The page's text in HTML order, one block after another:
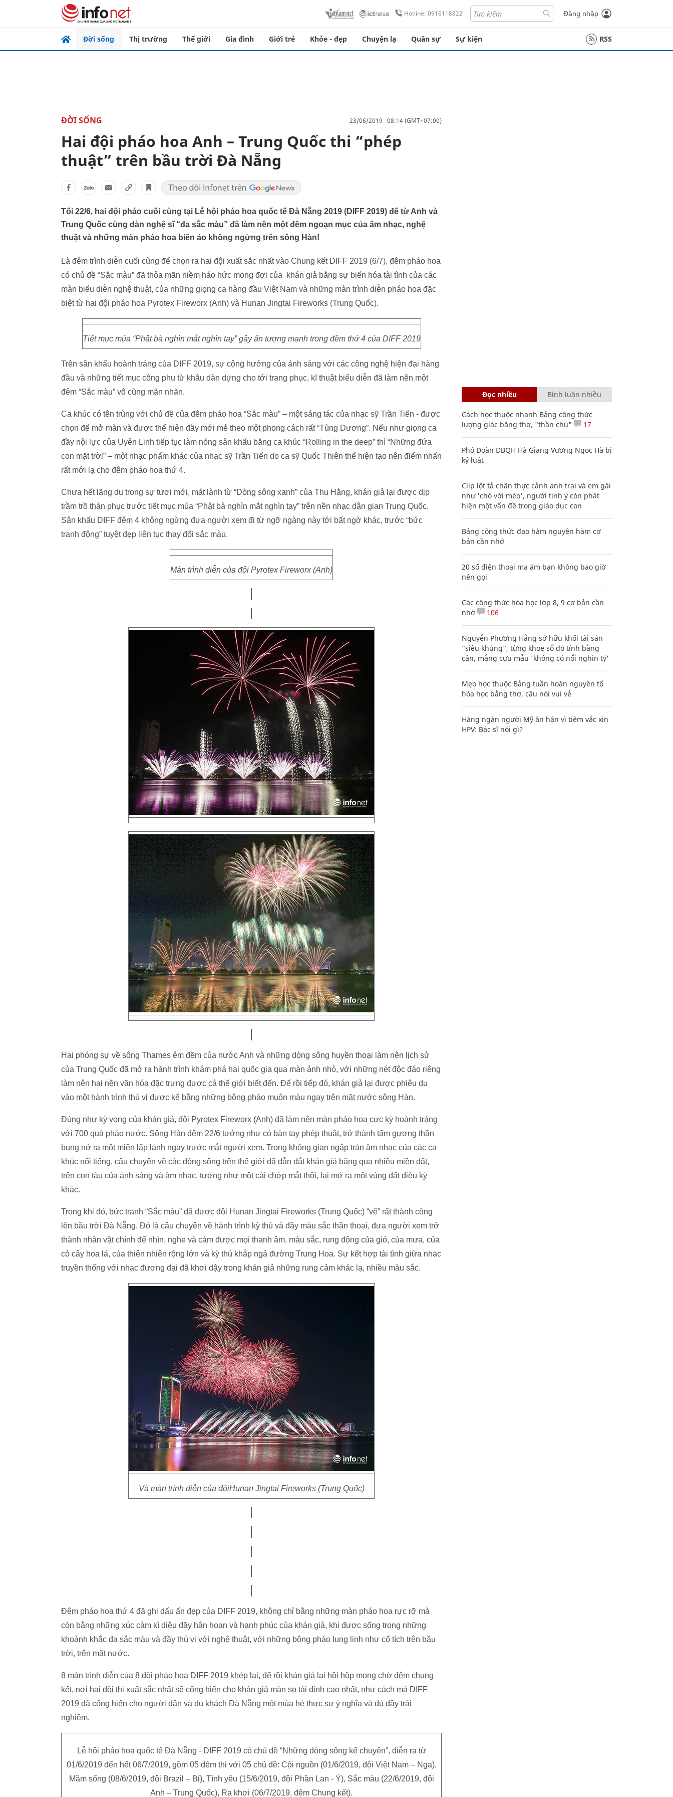
Hotline: 0916118822 Đăng nhập
Đời sống Thị trường Thế giới Gia đình Giới trẻ Khỏe - đẹp Chuyện lạ Quân sự Sự kiện RSS
ĐỜI SỐNG 23/06/2019 08:14 (GMT+07:00)
Hai đội pháo hoa Anh – Trung Quốc thi “phép
thuật” trên bầu trời Đà Nẵng
Tối 22/6, hai đội pháo cuối cùng tại Lễ hội pháo hoa quốc tế Đà Nẵng 2019 (DIFF 2019) đế từ Anh và
Trung Quốc cùng dàn nghệ sĩ “đa sắc màu” đã làm nên một đêm ngoạn mục của âm nhạc, nghệ
thuật và những màn pháo hoa biến ảo không ngừng trên sông Hàn!
Là đêm trình diễn cuối cùng để chọn ra hai đội xuất sắc nhất vào Chung kết DIFF 2019 (6/7), đêm pháo hoa
có chủ đề “Sắc màu” đã thỏa mãn niềm háo hức mong đợi của khán giả bằng sự biến hóa tài tình của các
màn biểu diễn nghệ thuật, của những giọng ca hàng đầu Việt Nam và những màn trình diễn pháo hoa đặc
biệt từ hai đội pháo hoa Pyrotex Fireworx (Anh) và Hunan Jingtai Fireworks (Trung Quốc).
Tiết mục múa “Phật bà nghìn mắt nghìn tay” gây ấn tượng mạnh trong đêm thứ 4 của DIFF 2019
Trên sân khấu hoành tráng của DIFF 2019, sự cộng hưởng của ánh sáng với các công nghệ hiện đại hàng
đầu và những tiết mục công phu từ khâu dàn dựng cho tới trang phục, kĩ thuật biểu diễn đã làm nên một
đêm “Sắc màu” vô cùng mãn nhãn.
Ca khúc có tên trùng với chủ đề của đêm pháo hoa “Sắc màu” – một sáng tác của nhạc sỹ Trần Tiến - được
chọn để mở màn và được thể hiện đầy mới mẻ theo một phong cách rất “Tùng Dương”. Nếu như giọng ca
đầy nội lực của Uyên Linh tiếp tục làm nóng sân khấu bằng ca khúc “Rolling in the deep” thì “Những đứa
con mặt trời” – một nhạc phẩm khác của nhạc sỹ Trần Tiến do ca sỹ Quốc Thiên thể hiện tạo nên điểm nhấn
rất mới lạ cho đêm pháo hoa thứ 4.
Chưa hết lãng du trong sự tươi mới, mát lành từ “Dòng sông xanh” của Thu Hằng, khán giả lại được dịp
trầm trồ thán phục trước tiết mục múa “Phật bà nghìn mắt nghìn tay” trên nền nhạc dân gian Trung Quốc.
Sân khấu DIFF đêm 4 không ngừng đưa người xem đi từ ngỡ ngàng này tới bất ngờ khác, trước “bức
tranh động” tuyệt đẹp liên tục thay đổi sắc màu.
Màn trình diễn của đội Pyrotex Fireworx (Anh)
Hai phóng sự về sông Thames êm đềm của nước Anh và những dòng sông huyền thoại làm nên lịch sử
của Trung Quốc đã mở ra hành trình khám phá hai quốc gia qua màn ảnh nhỏ, với những nét độc đáo riêng
làm nên hai nền văn hóa đặc trưng được cả thế giới biết đến. Để rồi tiếp đó, khán giả lại được phiêu du
vào một hành trình thú vị được kể bằng những bông pháo muôn màu ngay trên mặt nước sông Hàn.
Đúng như kỳ vọng của khán giả, đội Pyrotex Fireworx (Anh) đã làm nên màn pháo hoa cực kỳ hoành tráng
với 700 quả pháo nước. Sông Hàn đêm 22/6 tưởng như có bàn tay phép thuật, trở thành tấm gương thần
bung nở ra một miền lấp lánh ngay trước mắt người xem. Trong không gian ngập tràn âm nhạc của các ca
khúc nổi tiếng, câu chuyện về các dòng sông trên thế giới đã dẫn dắt khán giả băng qua nhiều miền đất,
trên con tàu của ánh sáng và âm nhạc, tưởng như một cái chớp mắt thôi, lại mở ra một vùng đất diệu kỳ
khác.
Trong khi đó, bức tranh “Sắc màu” đã được đội Hunan Jingtai Fireworks (Trung Quốc) “vẽ” rất thành công
lên bầu trời Đà Nẵng. Đó là câu chuyện về hành trình kỳ thú và đầy màu sắc thần thoại, đưa người xem trở
thành nhân vật chính để nhìn, nghe và cảm được mọi thanh âm, màu sắc, rung động của gió, của mưa, của
cỏ cây hoa lá, của thiên nhiên rộng lớn và kỳ thú khắp ngả đường Trung Hoa. Sự kết hợp tài tình giữa nhạc
truyền thống với nhạc đương đại đã khơi dậy trong khán giả những rung cảm khác lạ, nhiều màu sắc.
Và màn trình diễn của độiHunan Jingtai Fireworks (Trung Quốc)
Đêm pháo hoa thứ 4 đã ghi dấu ấn đẹp của DIFF 2019, không chỉ bằng những màn pháo hoa rực rỡ mà
còn bằng những xúc cảm kì diệu đầy hân hoan và hạnh phúc của khán giả, khi được sống trong những
khoảnh khắc đa sắc màu và đầy thú vị với nghệ thuật, với những bông pháo lung linh như cổ tích trên bầu
trời, trên mặt nước.
8 màn trình diễn của 8 đội pháo hoa DIFF 2019 khép lại, để rồi khán giả lại hồi hộp mong chờ đêm chung
kết, nơi hai đội thi xuất sắc nhất sẽ cống hiến cho khán giả màn so tài đỉnh cao nhất, như cách mà DIFF
2019 đã cống hiến cho người dân và du khách Đà Nẵng một mùa hè thực sự ý nghĩa và đủ đầy trải
nghiệm.
Lễ hội pháo hoa quốc tế Đà Nẵng - DIFF 2019 có chủ đề “Những dòng sông kể chuyện”, diễn ra từ
01/6/2019 đến hết 06/7/2019, gồm 05 đêm thi với 05 chủ đề: Cội nguồn (01/6/2019, đội Việt Nam – Nga),
Mầm sống (08/6/2019, đội Brazil – Bỉ), Tình yêu (15/6/2019, đội Phần Lan - Ý), Sắc màu (22/6/2019, đội
Anh – Trung Quốc), Ra khơi (06/7/2019, đêm Chung kết).
Đọc nhiều Bình luận nhiều
Cách học thuộc nhanh Bảng công thức
lượng giác bằng thơ, "thần chú"
17
Phó Đoàn ĐBQH Hà Giang Vương Ngọc Hà bị
kỷ luật
Clip lột tả chân thực cảnh anh trai và em gái
như 'chó với mèo', người tinh ý còn phát
hiện một vấn đề trong giáo dục con
Bảng công thức đạo hàm nguyên hàm cơ
bản cần nhớ
20 số điện thoại ma ám bạn không bao giờ
nên gọi
Các công thức hóa học lớp 8, 9 cơ bản cần
nhớ
106
Nguyễn Phương Hằng sở hữu khối tài sản
"siêu khủng", từng khoe sổ đỏ tính bằng
cân, mắng cựu mẫu 'không có nổi nghìn tỷ'
Mẹo học thuộc Bảng tuần hoàn nguyên tố
hóa học bằng thơ, câu nói vui vẻ
Hàng ngàn người Mỹ ân hận vì tiêm vắc xin
HPV: Bác sĩ nói gì?